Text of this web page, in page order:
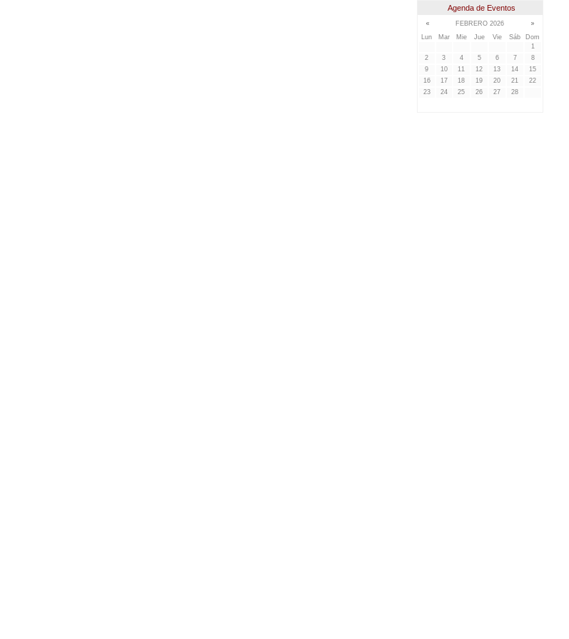
Agenda de Eventos
FEBRERO 2026
Lun
Mar Mie Jue Vie Sáb
Dom
1
2
3 4 5 6 7
8
9
10 11 12 13 14
15
16
17 18 19 20 21
22
23
24 25 26 27 28